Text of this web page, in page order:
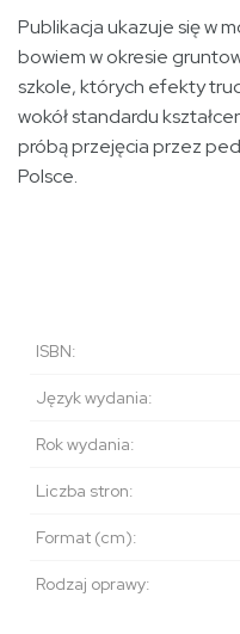
Publikacja ukazuje się w
bowiem w okresie
szkole, których efekty
wokół standardu
próbą przejęcia przez
Polsce.
ISBN:
Język wydania:
Rok wydania:
Liczba stron:
Format (cm):
Rodzaj oprawy: